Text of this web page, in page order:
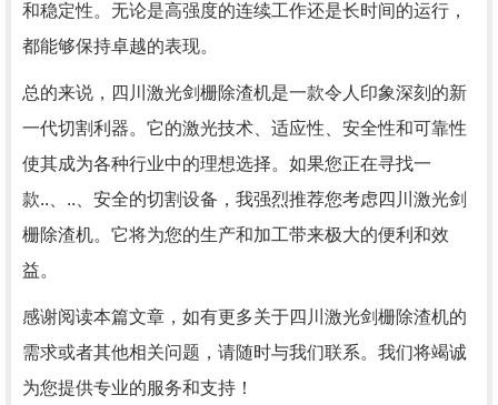
和稳定性。无论是高强度的连续工作还是长时间的运行，
都能够保持卓越的表现。
总的来说，四川激光剑栅除渣机是一款令人印象深刻的新
一代切割利器。它的激光技术、适应性、安全性和可靠性
使其成为各种行业中的理想选择。如果您正在寻找一
款..、..、安全的切割设备，我强烈推荐您考虑四川激光剑
栅除渣机。它将为您的生产和加工带来极大的便利和效
益。
感谢阅读本篇文章，如有更多关于四川激光剑栅除渣机的
需求或者其他相关问题，请随时与我们联系。我们将竭诚
为您提供专业的服务和支持！